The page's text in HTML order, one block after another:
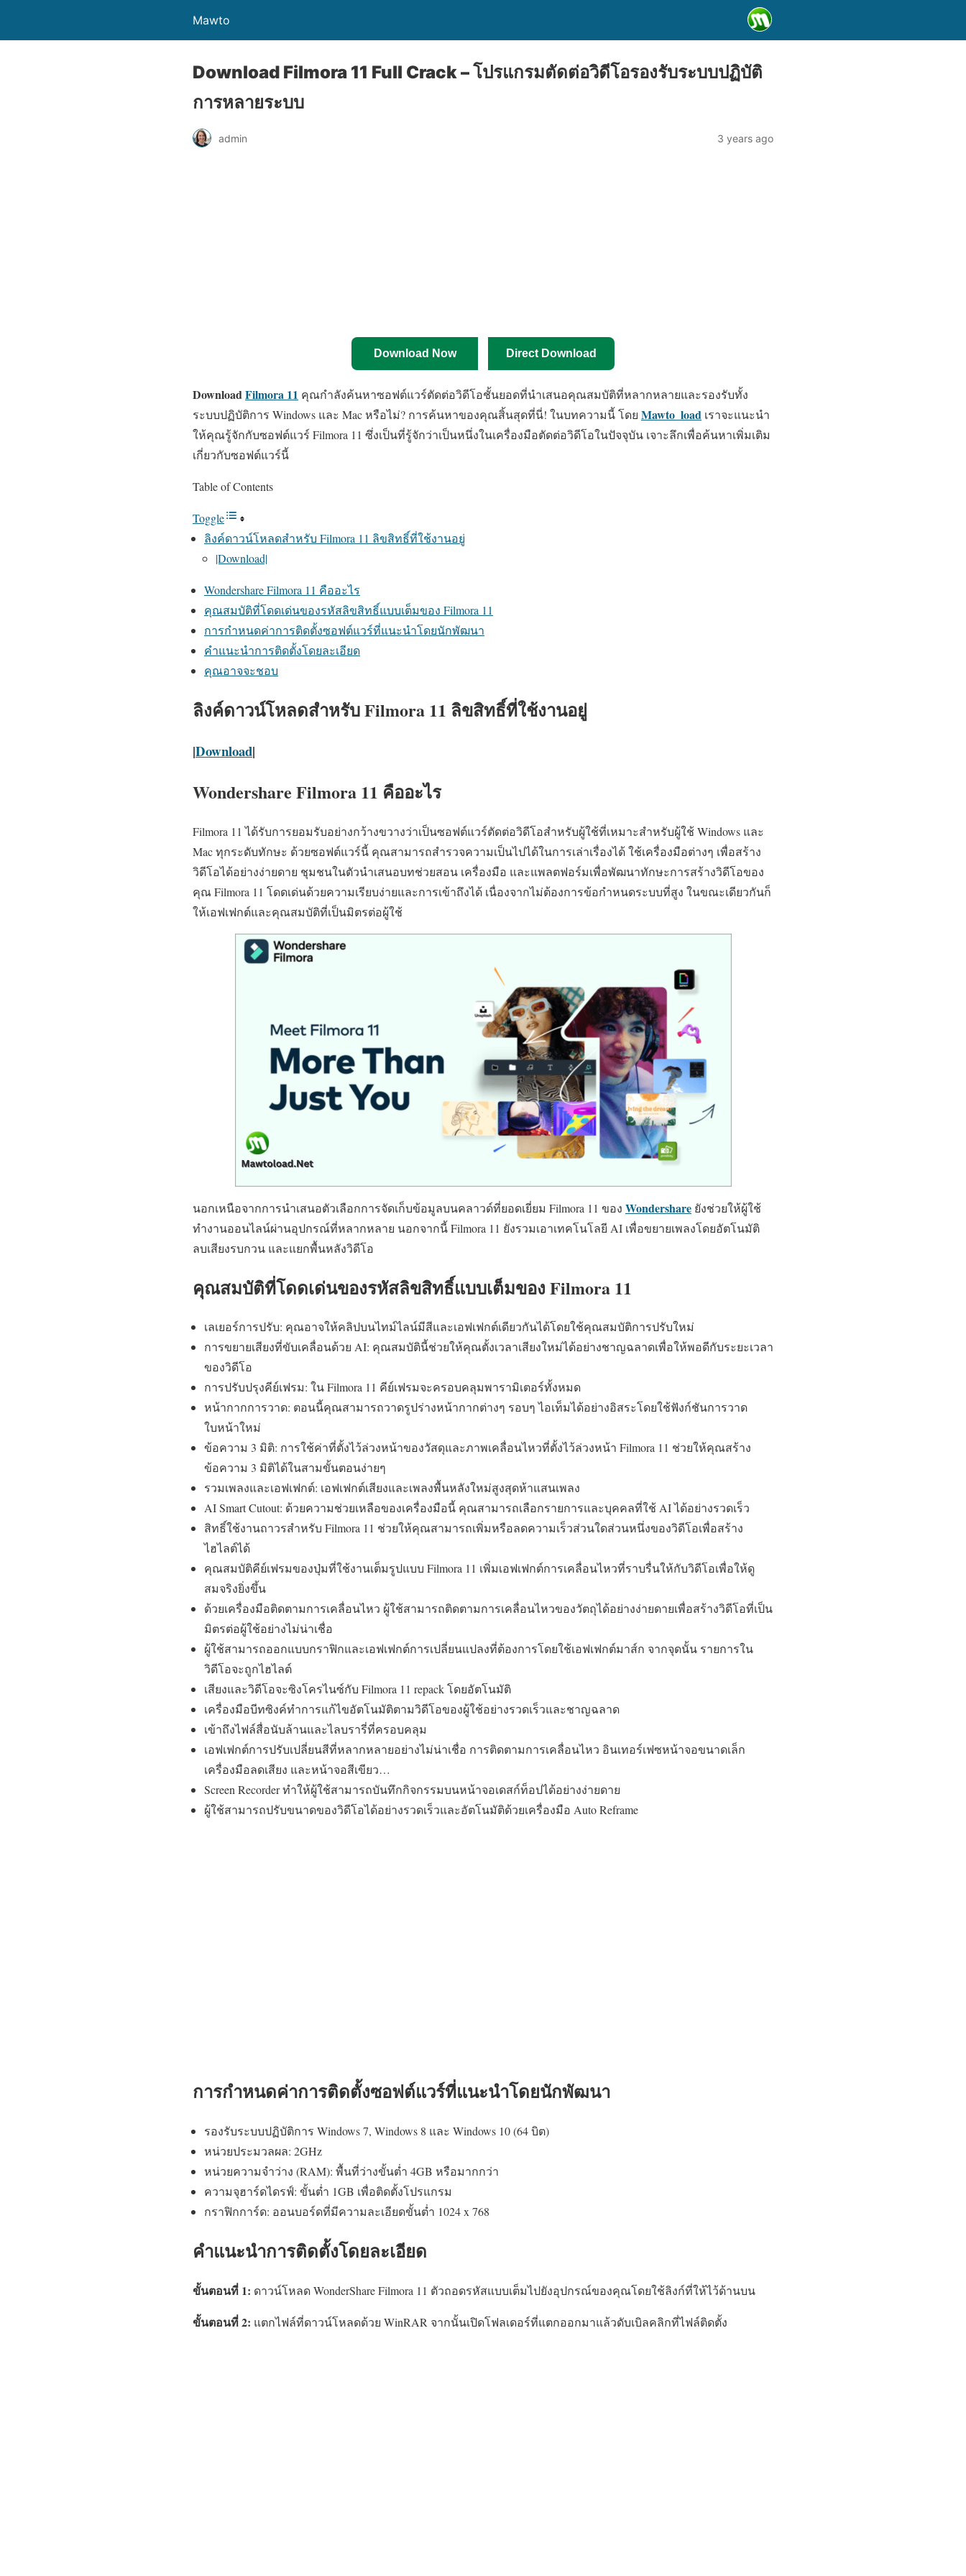
Mawto
Download Filmora 11 Full Crack – โปรแกรมตัดต่อวิดีโอรองรับระบบปฏิบัติ
การหลายระบบ
admin 3 years ago
Download Now Direct Download
DownloadFilmora 11 คุณกำลังค้นหาซอฟต์แวร์ตัดต่อวิดีโอชั้นยอดที่นำเสนอคุณสมบัติที่หลากหลายและรองรับทั้ง
ระบบปฏิบัติการ Windows และ Mac หรือไม่? การค้นหาของคุณสิ้นสุดที่นี่! ในบทความนี้ โดย Mawto_load เราจะแนะนำ
ให้คุณรู้จักกับซอฟต์แวร์ Filmora 11 ซึ่งเป็นที่รู้จักว่าเป็นหนึ่งในเครื่องมือตัดต่อวิดีโอในปัจจุบัน เจาะลึกเพื่อค้นหาเพิ่มเติม
เกี่ยวกับซอฟต์แวร์นี้
Table of Contents
Toggle
ลิงค์ดาวน์โหลดสำหรับ Filmora 11 ลิขสิทธิ์ที่ใช้งานอยู่
|Download|
Wondershare Filmora 11 คืออะไร
คุณสมบัติที่โดดเด่นของรหัสลิขสิทธิ์แบบเต็มของ Filmora 11
การกำหนดค่าการติดตั้งซอฟต์แวร์ที่แนะนำโดยนักพัฒนา
คำแนะนำการติดตั้งโดยละเอียด
คุณอาจจะชอบ
ลิงค์ดาวน์โหลดสำหรับ Filmora 11 ลิขสิทธิ์ที่ใช้งานอยู่
|Download|
Wondershare Filmora 11 คืออะไร
Filmora 11 ได้รับการยอมรับอย่างกว้างขวางว่าเป็นซอฟต์แวร์ตัดต่อวิดีโอสำหรับผู้ใช้ที่เหมาะสำหรับผู้ใช้ Windows และ
Mac ทุกระดับทักษะ ด้วยซอฟต์แวร์นี้ คุณสามารถสำรวจความเป็นไปได้ในการเล่าเรื่องได้ ใช้เครื่องมือต่างๆ เพื่อสร้าง
วิดีโอได้อย่างง่ายดาย ชุมชนในตัวนำเสนอบทช่วยสอน เครื่องมือ และแพลตฟอร์มเพื่อพัฒนาทักษะการสร้างวิดีโอของ
คุณ Filmora 11 โดดเด่นด้วยความเรียบง่ายและการเข้าถึงได้ เนื่องจากไม่ต้องการข้อกำหนดระบบที่สูง ในขณะเดียวกันก็
ให้เอฟเฟกต์และคุณสมบัติที่เป็นมิตรต่อผู้ใช้
นอกเหนือจากการนำเสนอตัวเลือกการจัดเก็บข้อมูลบนคลาวด์ที่ยอดเยี่ยม Filmora 11 ของ Wondershare ยังช่วยให้ผู้ใช้
ทำงานออนไลน์ผ่านอุปกรณ์ที่หลากหลาย นอกจากนี้ Filmora 11 ยังรวมเอาเทคโนโลยี AI เพื่อขยายเพลงโดยอัตโนมัติ
ลบเสียงรบกวน และแยกพื้นหลังวิดีโอ
คุณสมบัติที่โดดเด่นของรหัสลิขสิทธิ์แบบเต็มของ Filmora 11
เลเยอร์การปรับ: คุณอาจให้คลิปบนไทม์ไลน์มีสีและเอฟเฟกต์เดียวกันได้โดยใช้คุณสมบัติการปรับใหม่
การขยายเสียงที่ขับเคลื่อนด้วย AI: คุณสมบัตินี้ช่วยให้คุณตั้งเวลาเสียงใหม่ได้อย่างชาญฉลาดเพื่อให้พอดีกับระยะเวลา
ของวิดีโอ
การปรับปรุงคีย์เฟรม: ใน Filmora 11 คีย์เฟรมจะครอบคลุมพารามิเตอร์ทั้งหมด
หน้ากากการวาด: ตอนนี้คุณสามารถวาดรูปร่างหน้ากากต่างๆ รอบๆ ไอเท็มได้อย่างอิสระโดยใช้ฟังก์ชันการวาด
ใบหน้าใหม่
ข้อความ 3 มิติ: การใช้ค่าที่ตั้งไว้ล่วงหน้าของวัสดุและภาพเคลื่อนไหวที่ตั้งไว้ล่วงหน้า Filmora 11 ช่วยให้คุณสร้าง
ข้อความ 3 มิติได้ในสามขั้นตอนง่ายๆ
รวมเพลงและเอฟเฟกต์: เอฟเฟกต์เสียงและเพลงพื้นหลังใหม่สูงสุดห้าแสนเพลง
AI Smart Cutout: ด้วยความช่วยเหลือของเครื่องมือนี้ คุณสามารถเลือกรายการและบุคคลที่ใช้ AI ได้อย่างรวดเร็ว
สิทธิ์ใช้งานถาวรสำหรับ Filmora 11 ช่วยให้คุณสามารถเพิ่มหรือลดความเร็วส่วนใดส่วนหนึ่งของวิดีโอเพื่อสร้าง
ไฮไลต์ได้
คุณสมบัติคีย์เฟรมของปุ่มที่ใช้งานเต็มรูปแบบ Filmora 11 เพิ่มเอฟเฟกต์การเคลื่อนไหวที่ราบรื่นให้กับวิดีโอเพื่อให้ดู
สมจริงยิ่งขึ้น
ด้วยเครื่องมือติดตามการเคลื่อนไหว ผู้ใช้สามารถติดตามการเคลื่อนไหวของวัตถุได้อย่างง่ายดายเพื่อสร้างวิดีโอที่เป็น
มิตรต่อผู้ใช้อย่างไม่น่าเชื่อ
ผู้ใช้สามารถออกแบบกราฟิกและเอฟเฟกต์การเปลี่ยนแปลงที่ต้องการโดยใช้เอฟเฟกต์มาส์ก จากจุดนั้น รายการใน
วิดีโอจะถูกไฮไลต์
เสียงและวิดีโอจะซิงโครไนซ์กับ Filmora 11 repack โดยอัตโนมัติ
เครื่องมือบีทซิงค์ทำการแก้ไขอัตโนมัติตามวิดีโอของผู้ใช้อย่างรวดเร็วและชาญฉลาด
เข้าถึงไฟล์สื่อนับล้านและไลบรารี่ที่ครอบคลุม
เอฟเฟกต์การปรับเปลี่ยนสีที่หลากหลายอย่างไม่น่าเชื่อ การติดตามการเคลื่อนไหว อินเทอร์เฟซหน้าจอขนาดเล็ก
เครื่องมือลดเสียง และหน้าจอสีเขียว…
Screen Recorder ทำให้ผู้ใช้สามารถบันทึกกิจกรรมบนหน้าจอเดสก์ท็อปได้อย่างง่ายดาย
ผู้ใช้สามารถปรับขนาดของวิดีโอได้อย่างรวดเร็วและอัตโนมัติด้วยเครื่องมือ Auto Reframe
การกำหนดค่าการติดตั้งซอฟต์แวร์ที่แนะนำโดยนักพัฒนา
รองรับระบบปฏิบัติการ Windows 7, Windows 8 และ Windows 10 (64 บิต)
หน่วยประมวลผล: 2GHz
หน่วยความจำว่าง (RAM): พื้นที่ว่างขั้นต่ำ 4GB หรือมากกว่า
ความจุฮาร์ดไดรฟ์: ขั้นต่ำ 1GB เพื่อติดตั้งโปรแกรม
กราฟิกการ์ด: ออนบอร์ดที่มีความละเอียดขั้นต่ำ 1024 x 768
คำแนะนำการติดตั้งโดยละเอียด
ขั้นตอนที่ 1: ดาวน์โหลด WonderShare Filmora 11 ตัวถอดรหัสแบบเต็มไปยังอุปกรณ์ของคุณโดยใช้ลิงก์ที่ให้ไว้ด้านบน
ขั้นตอนที่ 2: แตกไฟล์ที่ดาวน์โหลดด้วย WinRAR จากนั้นเปิดโฟลเดอร์ที่แตกออกมาแล้วดับเบิลคลิกที่ไฟล์ติดตั้ง